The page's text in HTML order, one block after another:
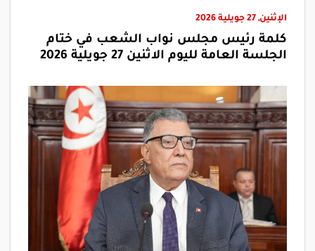
الإثنين, 27 جويلية 2026
كلمة رئيس مجلس نواب الشعب في ختام
الجلسة العامة لليوم الاثنين 27 جويلية 2026